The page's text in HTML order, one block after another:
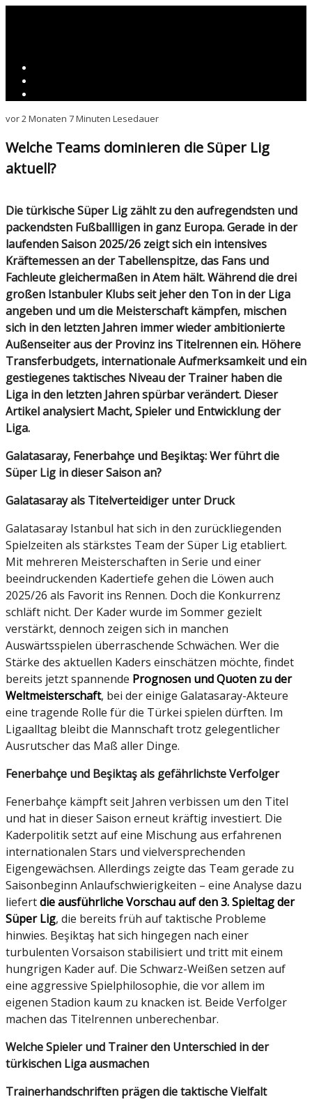
vor 2 Monaten 7 Minuten Lesedauer
Welche Teams dominieren die Süper Lig
aktuell?
Die türkische Süper Lig zählt zu den aufregendsten und
packendsten Fußballligen in ganz Europa. Gerade in der
laufenden Saison 2025/26 zeigt sich ein intensives
Kräftemessen an der Tabellenspitze, das Fans und
Fachleute gleichermaßen in Atem hält. Während die drei
großen Istanbuler Klubs seit jeher den Ton in der Liga
angeben und um die Meisterschaft kämpfen, mischen
sich in den letzten Jahren immer wieder ambitionierte
Außenseiter aus der Provinz ins Titelrennen ein. Höhere
Transferbudgets, internationale Aufmerksamkeit und ein
gestiegenes taktisches Niveau der Trainer haben die
Liga in den letzten Jahren spürbar verändert. Dieser
Artikel analysiert Macht, Spieler und Entwicklung der
Liga.
Galatasaray, Fenerbahçe und Beşiktaş: Wer führt die
Süper Lig in dieser Saison an?
Galatasaray als Titelverteidiger unter Druck
Galatasaray Istanbul hat sich in den zurückliegenden
Spielzeiten als stärkstes Team der Süper Lig etabliert.
Mit mehreren Meisterschaften in Serie und einer
beeindruckenden Kadertiefe gehen die Löwen auch
2025/26 als Favorit ins Rennen. Doch die Konkurrenz
schläft nicht. Der Kader wurde im Sommer gezielt
verstärkt, dennoch zeigen sich in manchen
Auswärtsspielen überraschende Schwächen. Wer die
Stärke des aktuellen Kaders einschätzen möchte, findet
bereits jetzt spannende Prognosen und Quoten zu der
Weltmeisterschaft, bei der einige Galatasaray-Akteure
eine tragende Rolle für die Türkei spielen dürften. Im
Ligaalltag bleibt die Mannschaft trotz gelegentlicher
Ausrutscher das Maß aller Dinge.
Fenerbahçe und Beşiktaş als gefährlichste Verfolger
Fenerbahçe kämpft seit Jahren verbissen um den Titel
und hat in dieser Saison erneut kräftig investiert. Die
Kaderpolitik setzt auf eine Mischung aus erfahrenen
internationalen Stars und vielversprechenden
Eigengewächsen. Allerdings zeigte das Team gerade zu
Saisonbeginn Anlaufschwierigkeiten – eine Analyse dazu
liefertdie ausführliche Vorschau auf den 3. Spieltag der
Süper Lig, die bereits früh auf taktische Probleme
hinwies. Beşiktaş hat sich hingegen nach einer
turbulenten Vorsaison stabilisiert und tritt mit einem
hungrigen Kader auf. Die Schwarz-Weißen setzen auf
eine aggressive Spielphilosophie, die vor allem im
eigenen Stadion kaum zu knacken ist. Beide Verfolger
machen das Titelrennen unberechenbar.
Welche Spieler und Trainer den Unterschied in der
türkischen Liga ausmachen
Trainerhandschriften prägen die taktische Vielfalt